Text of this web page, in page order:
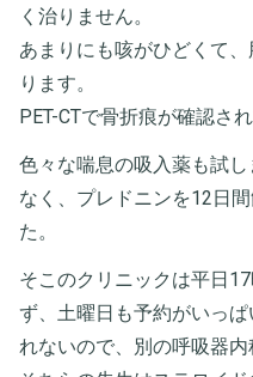
く治りません。
あまりにも咳がひどくて
ります。
PET-CTで骨折痕が確認され
色々な喘息の吸入薬も試
なく、プレドニンを12日
た。
そこのクリニックは平日
ず、土曜日も予約がいっ
れないので、別の呼吸器内